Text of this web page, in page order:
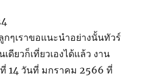
ๆเราขอแนะนำอย่างนั้นทัวร์
ดียวก็เที่ยวเองได้แล้ว งาน
14 วันที่ มกราคม 2566 ที่